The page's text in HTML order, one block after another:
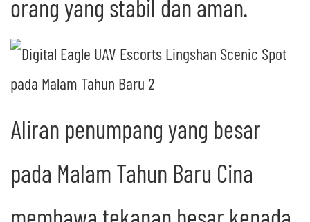
orang yang stabil dan aman.
Aliran penumpang yang besar
pada Malam Tahun Baru Cina